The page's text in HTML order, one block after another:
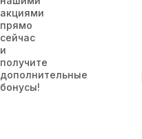
акциями
прямо
сейчас
и
получите
дополнительные
бонусы!